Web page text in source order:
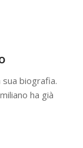
biografia.
ha già